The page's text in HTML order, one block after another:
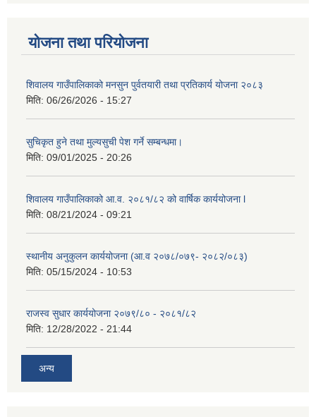
योजना तथा परियोजना
शिवालय गाउँपालिकाको मनसुन पुर्वतयारी तथा प्रतिकार्य योजना २०८३
मिति: 06/26/2026 - 15:27
सुचिकृत हुने तथा मुल्यसुची पेश गर्ने सम्बन्धमा।
मिति: 09/01/2025 - 20:26
शिवालय गाउँपालिकाको आ.व. २०८१/८२ को वार्षिक कार्ययोजना l
मिति: 08/21/2024 - 09:21
स्थानीय अनुकुलन कार्ययोजना (आ.व २०७८/०७९- २०८२/०८३)
मिति: 05/15/2024 - 10:53
राजस्व सुधार कार्ययोजना २०७९/८० - २०८१/८२
मिति: 12/28/2022 - 21:44
अन्य